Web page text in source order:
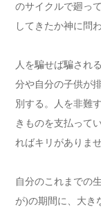
のサイクルで廻っ
してきたか神に問
人を騙せば騙され
分や自分の子供が
別する。人を非難
きものを支払って
ればキリがありませ
自分のこれまでの
が)の期間に、大き